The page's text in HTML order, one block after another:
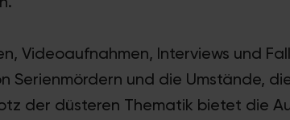
Videoaufnahmen, Interviews und
Serienmördern und die Umstände,
der düsteren Thematik bietet die